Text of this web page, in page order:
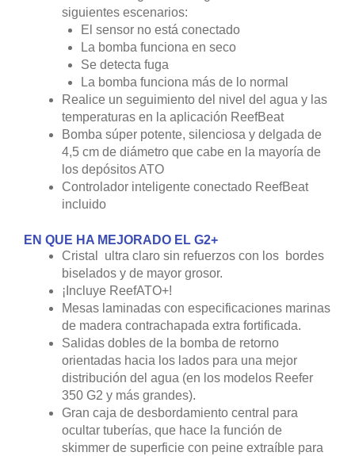
siguientes escenarios:
El sensor no está conectado
La bomba funciona en seco
Se detecta fuga
La bomba funciona más de lo normal
Realice un seguimiento del nivel del agua y las
temperaturas en la aplicación ReefBeat
Bomba súper potente, silenciosa y delgada de
4,5 cm de diámetro que cabe en la mayoría de
los depósitos ATO
Controlador inteligente conectado ReefBeat
incluido
EN QUE HA MEJORADO EL G2+
Cristal ultra claro sin refuerzos con los bordes
biselados y de mayor grosor.
¡Incluye ReefATO+!
Mesas laminadas con especificaciones marinas
de madera contrachapada extra fortificada.
Salidas dobles de la bomba de retorno
orientadas hacia los lados para una mejor
distribución del agua (en los modelos Reefer
350 G2 y más grandes).
Gran caja de desbordamiento central para
ocultar tuberías, que hace la función de
skimmer de superficie con peine extraíble para